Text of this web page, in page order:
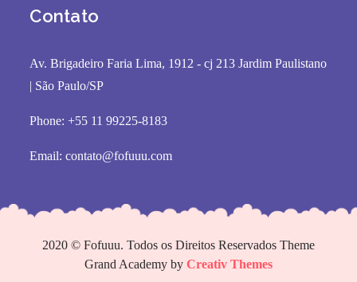
Contato
Av. Brigadeiro Faria Lima, 1912 - cj 213 Jardim Paulistano
| São Paulo/SP
Phone: +55 11 99225-8183
Email:contato@fofuuu.com
2020 © Fofuuu. Todos os Direitos Reservados Theme
Grand Academy by Creativ Themes